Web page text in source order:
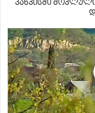
პანკისში